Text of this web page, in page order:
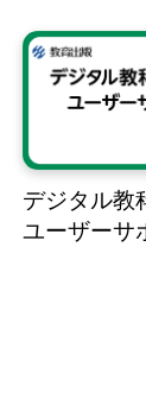
デジタル教
ユーザーサ